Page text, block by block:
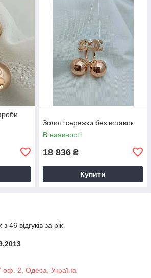
Золоті сережки без вставок
В наявності
18 836 ₴
Купити
46 відгуків за рік
оф. 2, Одеса, Україна